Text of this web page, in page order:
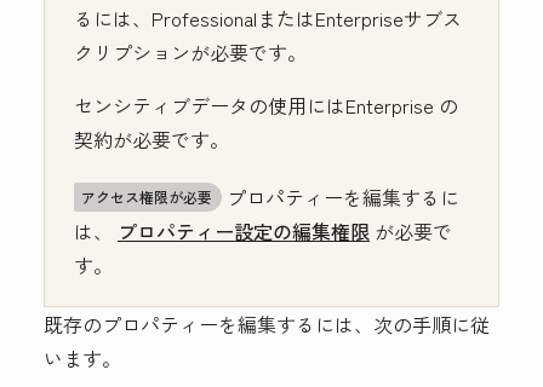
るには、Professional またはEnterpriseサブス
クリプションが必要です。
センシティブデータの使用にはEnterprise の
契約が必要です。
アクセス権限が必要
プロパティーを編集するに
は、
プロパティー設定の編集権限 が必要で
す。
既存のプロパティーを編集するには、次の手順に従
います。